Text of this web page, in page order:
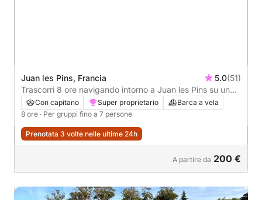
Juan les Pins, Francia 5.0(51)
Trascorri 8 ore navigando intorno a Juan les Pins su una
barca a vela.
Con capitano Super proprietario
Barca a vela
8 ore · Per gruppi fino a 7 persone
Prenotata 3 volte nelle ultime 24h
A partire da 200 €